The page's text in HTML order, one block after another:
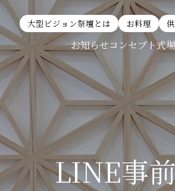
お知らせコンセプト式
大型ビジョン祭壇とは お料理
LINE事